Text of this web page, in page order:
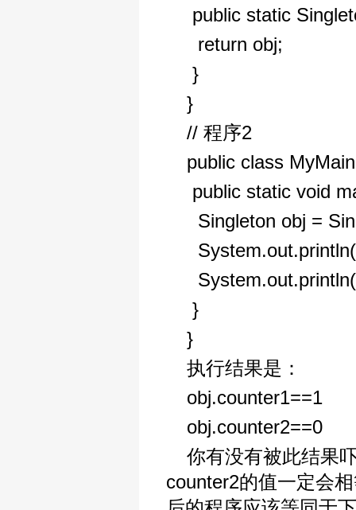
public static
return obj;
}
}
// 程序2
public class
public static void
Singleton obj =
}
}
执行结果是：
obj.counter1==1
obj.counter2==0
你有没有被此结果
counter2的值一定会